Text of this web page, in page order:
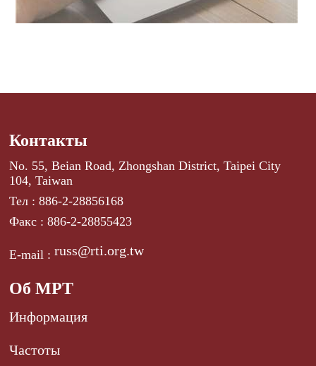
Контакты
No. 55, Beian Road, Zhongshan District, Taipei City
104, Taiwan
Тел : 886-2-28856168
Факс : 886-2-28855423
E-mail :russ@rti.org.tw
Об МРТ
Информация
Частоты